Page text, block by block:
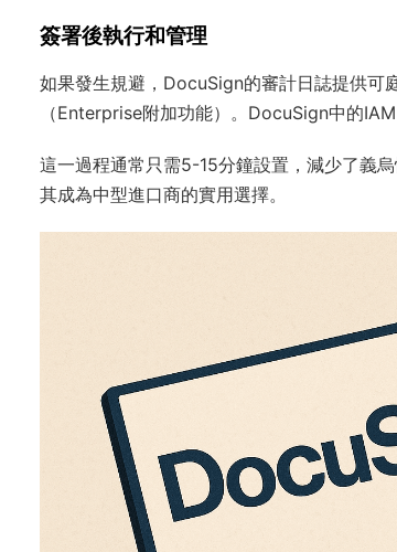
簽署後執行和管理
如果發生規避，DocuSign的審計日誌提供可
（Enterprise附加功能）。DocuSign中的
這一過程通常只需5-15分鐘設置，減少了義
其成為中型進口商的實用選擇。